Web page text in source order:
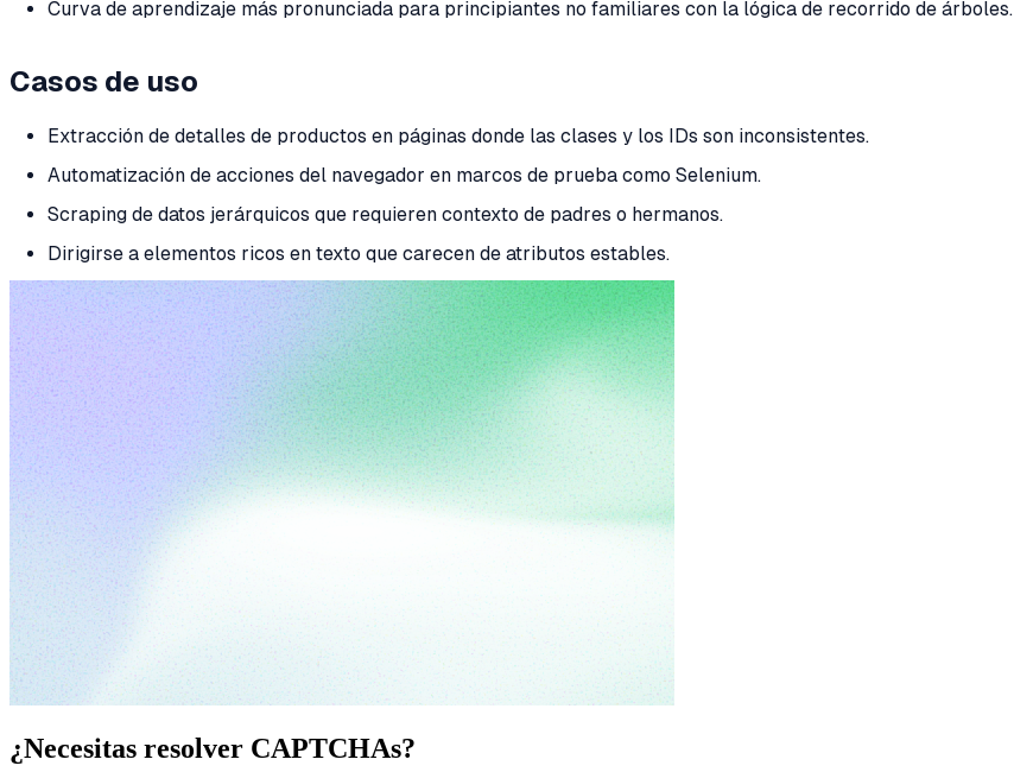
Curva de aprendizaje más pronunciada para principiantes no familiares con la lógica de recorrido de árboles.
Casos de uso
Extracción de detalles de productos en páginas donde las clases y los IDs son inconsistentes.
Automatización de acciones del navegador en marcos de prueba como Selenium.
Scraping de datos jerárquicos que requieren contexto de padres o hermanos.
Dirigirse a elementos ricos en texto que carecen de atributos estables.
¿Necesitas resolver CAPTCHAs?